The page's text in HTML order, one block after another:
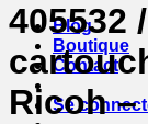
Blog
Boutique
Contact
Se
405532
Ricoh